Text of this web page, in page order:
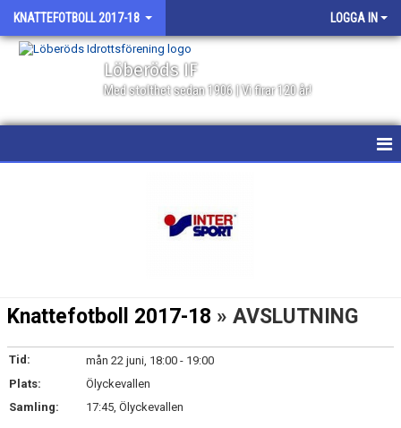
KNATTEFOTBOLL 2017-18 LOGGA IN
Löberöds IF
Med stolthet sedan 1906 | Vi firar 120 år!
DOKUMENT
Knattefotboll 2017-18 » AVSLUTNING
Tid:
mån 22 juni, 18:00 - 19:00
Plats:
Ölyckevallen
Samling:
17:45, Ölyckevallen